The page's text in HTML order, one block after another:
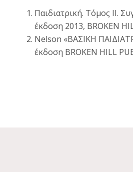
Παιδιατρική. Τόμος ΙΙ.
έκδοση 2013, ΒROKEN
Nelson «ΒΑΣΙΚΗ
έκδοση ΒROKEN HILL